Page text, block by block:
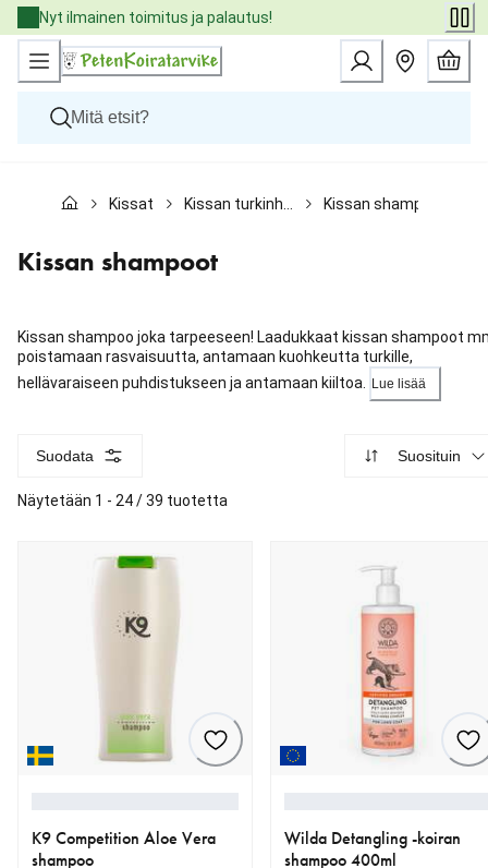
Skip
to
Content
Nyt ilmainen toimitus ja palautus!
Kissat
Eläinlääkäriruoat
Tuotemerkit
Palvelut
Kissat Kissan shampoot
Kissan shampoot
Kissan shampoo joka tarpeeseen! Laadukkaat kissan shampoot
poistamaan rasvaisuutta, antamaan kuohkeutta turkille,
hellävaraiseen puhdistukseen ja antamaan kiiltoa.
Lue lisää
Suodata Suosituin
Näytetään 1 - 24 / 39 tuotetta
K9 Competition Aloe Vera
shampoo
Wilda Detangling -koiran
shampoo 400ml